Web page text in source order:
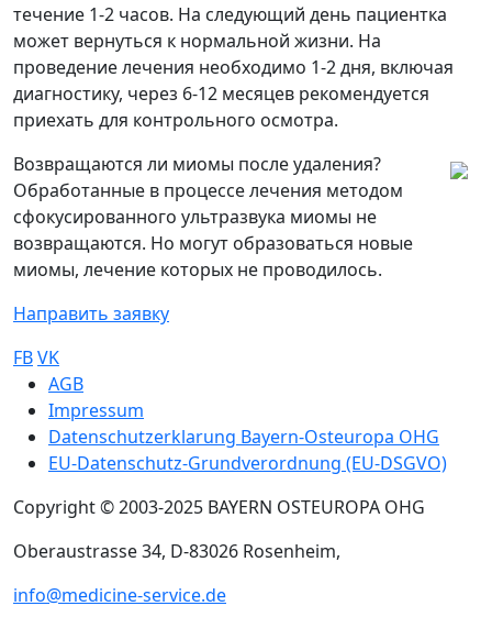
течение 1-2 часов. На следующий день пациентка
может вернуться к нормальной жизни. На
проведение лечения необходимо 1-2 дня, включая
диагностику, через 6-12 месяцев рекомендуется
приехать для контрольного осмотра.
Возвращаются ли миомы после удаления?
Обработанные в процессе лечения методом
сфокусированного ультразвука миомы не
возвращаются. Но могут образоваться новые
миомы, лечение которых не проводилось.
Направить заявку
FBVK
Sub footer
AGB
Impressum
Datenschutzerklarung Bayern-Osteuropa OHG
EU-Datenschutz-Grundverordnung (EU-DSGVO)
Copyright © 2003-2025 BAYERN OSTEUROPA OHG
Oberaustrasse 34, D-83026 Rosenheim,
info@medicine-service.de